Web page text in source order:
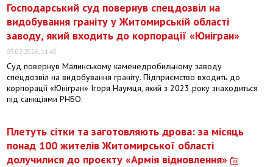
Господарський суд повернув спецдозвіл на
видобування граніту у Житомирській області
заводу, який входить до корпорації «Юнігран»
03.02.2026, 11:45
Суд повернув Малинському каменедробильному заводу
спецдозвіл на видобування граніту. Підприємство входить до
корпорації «Юнігран» Ігоря Наумця, який з 2023 року знаходиться
під санкціями РНБО.
Плетуть сітки та заготовляють дрова: за місяць
понад 100 жителів Житомирської області
долучилися до проєкту «Армія відновлення»